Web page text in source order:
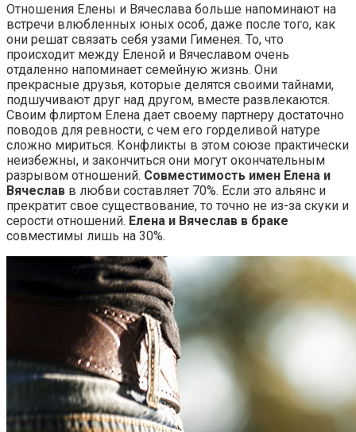
Отношения Елены и Вячеслава больше напоминают на
встречи влюбленных юных особ, даже после того, как
они решат связать себя узами Гименея. То, что
происходит между Еленой и Вячеславом очень
отдаленно напоминает семейную жизнь. Они
прекрасные друзья, которые делятся своими тайнами,
подшучивают друг над другом, вместе развлекаются.
Своим флиртом Елена дает своему партнеру достаточно
поводов для ревности, с чем его горделивой натуре
сложно мириться. Конфликты в этом союзе практически
неизбежны, и закончиться они могут окончательным
разрывом отношений. Совместимость имен Елена и
Вячеслав в любви составляет 70%. Если это альянс и
прекратит свое существование, то точно не из-за скуки и
серости отношений. Елена и Вячеслав в браке
совместимы лишь на 30%.